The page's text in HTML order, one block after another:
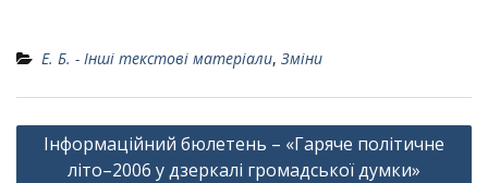
Е. Б. - Інші текстові матеріали, Зміни
Навігація
записів
Інформаційний бюлетень – «Гаряче політичне
літо–2006 у дзеркалі громадської думки»